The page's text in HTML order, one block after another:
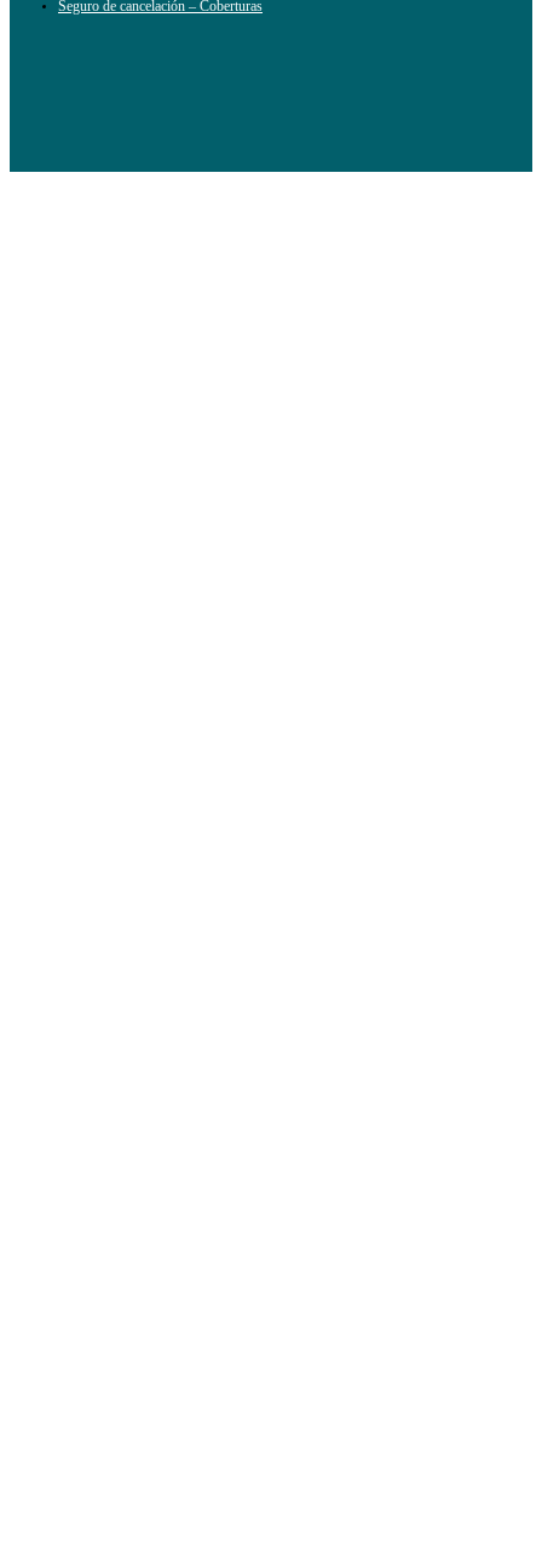
Seguro de cancelación – Coberturas